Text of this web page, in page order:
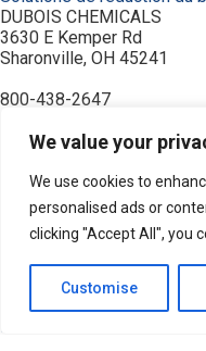
We value your
We use cookies to
personalised ads or
clicking "Accept All", you
Customise
DUBOIS CHEMICALS
3630 E Kemper Rd
Sharonville, OH 45241
800-438-2647
À propos de nous
Achetez maintenant
Commande
Contactez-nous
Équipement
Industries
Modalités
Politique de confidentialité
Recherche de produits